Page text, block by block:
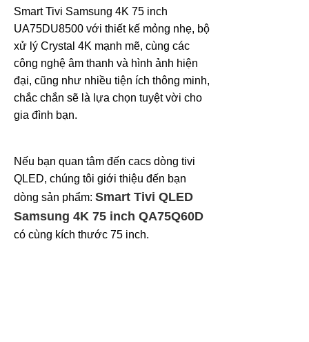
Smart Tivi Samsung 4K 75 inch
UA75DU8500 với thiết kế mỏng nhẹ, bộ
xử lý Crystal 4K mạnh mẽ, cùng các
công nghệ âm thanh và hình ảnh hiện
đại, cũng như nhiều tiện ích thông minh,
chắc chắn sẽ là lựa chọn tuyệt vời cho
gia đình bạn.
Nếu bạn quan tâm đến cacs dòng tivi
QLED, chúng tôi giới thiệu đến bạn
dòng sản phẩm: Smart Tivi QLED
Samsung 4K 75 inch QA75Q60D
có cùng kích thước 75 inch.